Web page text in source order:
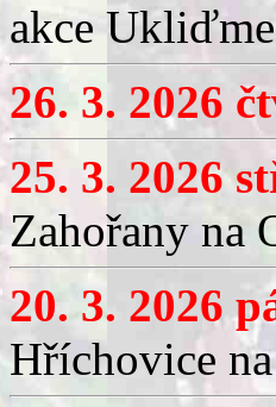
akce
26. 3. 2026
25. 3. 2026
Zahořany na
20. 3. 2026
Hříchovice